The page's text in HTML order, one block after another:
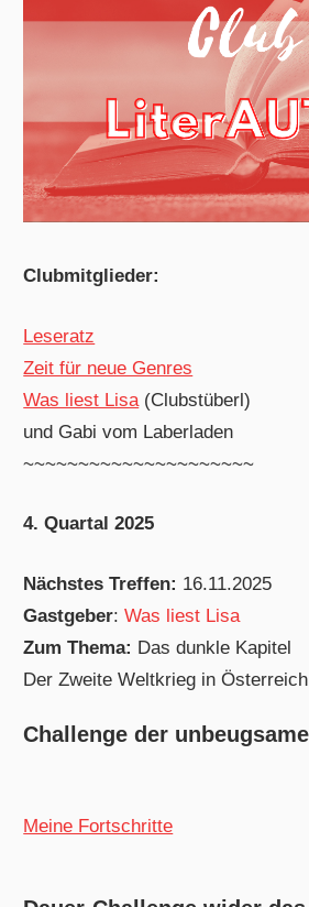
Clubmitglieder:
Leseratz
Zeit für neue Genres
Was liest Lisa(Clubstüberl)
und Gabi vom Laberladen
~~~~~~~~~~~~~~~~~~~~~
4. Quartal 2025
Nächstes Treffen: 16.11.2025
Gastgeber:Was liest Lisa
Zum Thema: Das dunkle Kapitel
Der Zweite Weltkrieg in Österreich
Challenge der
Meine Fortschritte